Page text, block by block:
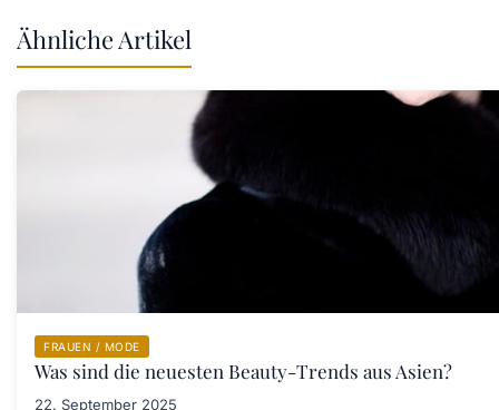
Ähnliche Artikel
FRAUEN / MODE
Was sind die neuesten Beauty-Trends aus Asien?
22. September 2025